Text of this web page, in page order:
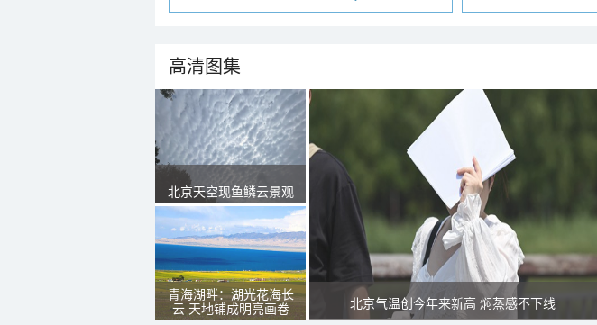
高清图集
北京天空现鱼鳞云景观
青海湖畔：湖光花海长
云 天地铺成明亮画卷
北京气温创今年来新高 焖蒸感不下线